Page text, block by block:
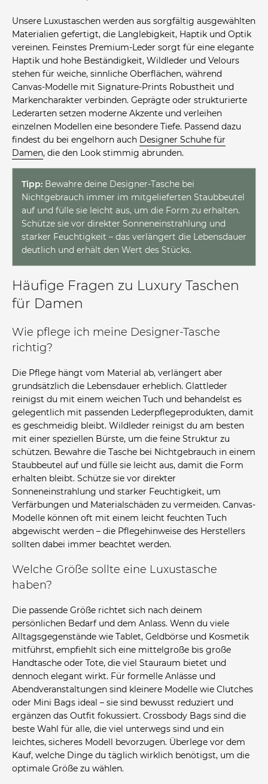
Unsere Luxustaschen werden aus sorgfältig ausgewählten
Materialien gefertigt, die Langlebigkeit, Haptik und Optik
vereinen. Feinstes Premium-Leder sorgt für eine elegante
Haptik und hohe Beständigkeit, Wildleder und Velours
stehen für weiche, sinnliche Oberflächen, während
Canvas-Modelle mit Signature-Prints Robustheit und
Markencharakter verbinden. Geprägte oder strukturierte
Lederarten setzen moderne Akzente und verleihen
einzelnen Modellen eine besondere Tiefe. Passend dazu
findest du bei engelhorn auch Designer Schuhe für
Damen, die den Look stimmig abrunden.
Tipp: Bewahre deine Designer-Tasche bei
Nichtgebrauch immer im mitgelieferten Staubbeutel
auf und fülle sie leicht aus, um die Form zu erhalten.
Schütze sie vor direkter Sonneneinstrahlung und
starker Feuchtigkeit – das verlängert die Lebensdauer
deutlich und erhält den Wert des Stücks.
Häufige Fragen zu Luxury Taschen
für Damen
Wie pflege ich meine Designer-Tasche
richtig?
Die Pflege hängt vom Material ab, verlängert aber
grundsätzlich die Lebensdauer erheblich. Glattleder
reinigst du mit einem weichen Tuch und behandelst es
gelegentlich mit passenden Lederpflegeprodukten, damit
es geschmeidig bleibt. Wildleder reinigst du am besten
mit einer speziellen Bürste, um die feine Struktur zu
schützen. Bewahre die Tasche bei Nichtgebrauch in einem
Staubbeutel auf und fülle sie leicht aus, damit die Form
erhalten bleibt. Schütze sie vor direkter
Sonneneinstrahlung und starker Feuchtigkeit, um
Verfärbungen und Materialschäden zu vermeiden. Canvas-
Modelle können oft mit einem leicht feuchten Tuch
abgewischt werden – die Pflegehinweise des Herstellers
sollten dabei immer beachtet werden.
Welche Größe sollte eine Luxustasche
haben?
Die passende Größe richtet sich nach deinem
persönlichen Bedarf und dem Anlass. Wenn du viele
Alltagsgegenstände wie Tablet, Geldbörse und Kosmetik
mitführst, empfiehlt sich eine mittelgroße bis große
Handtasche oder Tote, die viel Stauraum bietet und
dennoch elegant wirkt. Für formelle Anlässe und
Abendveranstaltungen sind kleinere Modelle wie Clutches
oder Mini Bags ideal – sie sind bewusst reduziert und
ergänzen das Outfit fokussiert. Crossbody Bags sind die
beste Wahl für alle, die viel unterwegs sind und ein
leichtes, sicheres Modell bevorzugen. Überlege vor dem
Kauf, welche Dinge du täglich wirklich benötigst, um die
optimale Größe zu wählen.